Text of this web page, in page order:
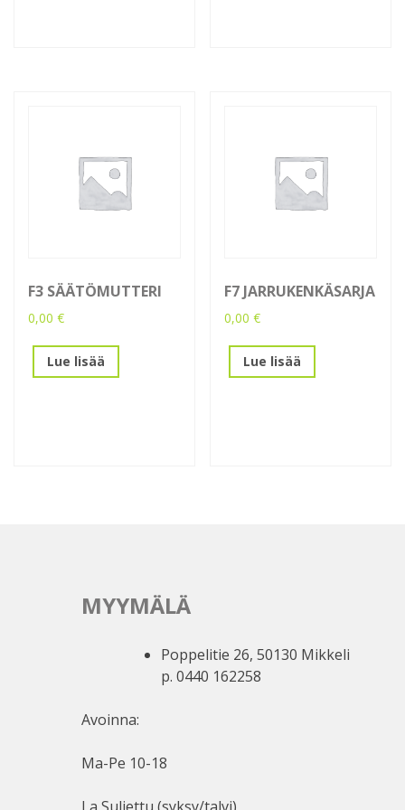
F3 SÄÄTÖMUTTERI
0,00 €
Lue lisää
F7 JARRUKENKÄSARJA
0,00€
Lue lisää
MYYMÄLÄ
Poppelitie 26, 50130 Mikkeli
p. 0440 162258
Avoinna:
Ma-Pe 10-18